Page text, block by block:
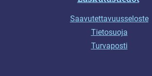
Saavutettavuusseloste
Tietosuoja
Turvaposti